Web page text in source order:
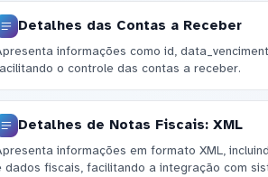
Detalhes das Contas a Receber
informações como id,
o controle das contas a receber.
Detalhes de Notas Fiscais: XML
informações em formato XML,
dados fiscais, facilitando a integração com